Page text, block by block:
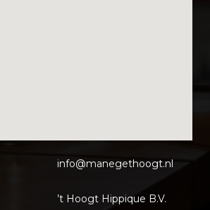
info@manegethoogt.nl
’t Hoogt Hippique B.V.